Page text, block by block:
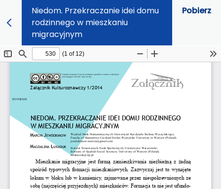
Niedom. Przekraczanie idei domu
rodzinnego w mieszkaniu
migracyjnym
Pobierz